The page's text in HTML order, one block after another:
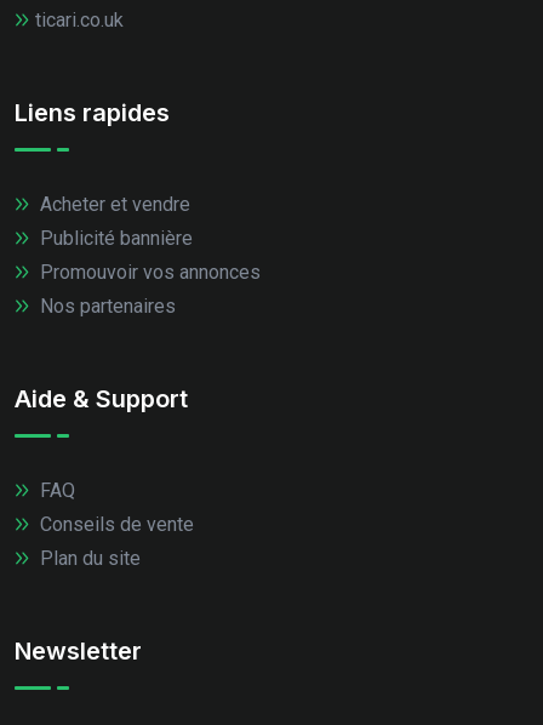
ticari.co.uk
Liens rapides
Acheter et vendre
Publicité bannière
Promouvoir vos annonces
Nos partenaires
Aide & Support
FAQ
Conseils de vente
Plan du site
Newsletter